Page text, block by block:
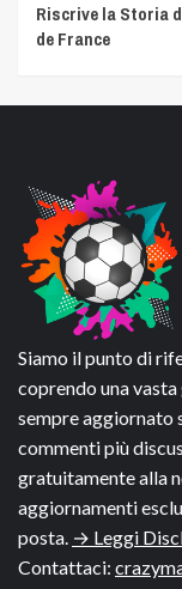
Riscrive la Storia
de France
Siamo il punto di
coprendo una
sempre aggiornato
commenti più
gratuitamente alla
aggiornamenti
posta. → Leggi
Contattaci: